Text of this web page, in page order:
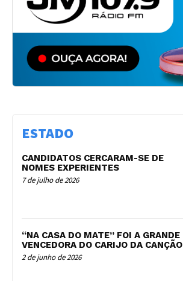
ESTADO
CANDIDATOS CERCARAM-SE DE
NOMES EXPERIENTES
7 de julho de 2026
“NA CASA DO MATE” FOI A GRANDE
VENCEDORA DO CARIJO DA CANÇÃO
2 de junho de 2026